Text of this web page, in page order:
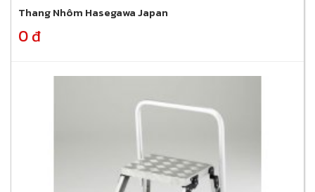
Thang Nhôm Hasegawa Japan
0 đ